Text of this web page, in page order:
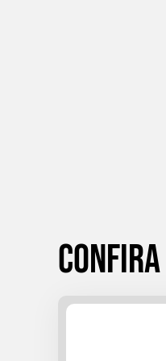
Confira